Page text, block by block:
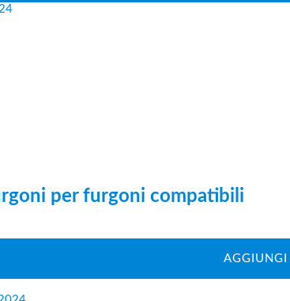
per furgoni compatibili
AGGIUNGI